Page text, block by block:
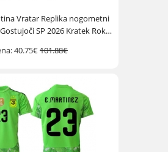
Vratar Replika nogometni
SP 2026 Kratek Rokav
40.75€101.88€